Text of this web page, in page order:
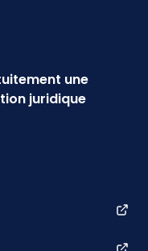
une
juridique